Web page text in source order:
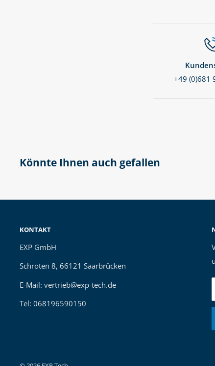
+49 (0)681
Könnte Ihnen auch gefallen
KONTAKT
EXP GmbH
Schroten 8, 66121 Saarbrücken
E-Mail: vertrieb@exp-tech.de
Tel: 068196590150